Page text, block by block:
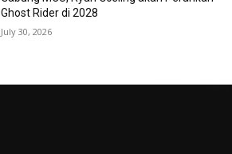
Ghost Rider di 2028
July 30, 2026